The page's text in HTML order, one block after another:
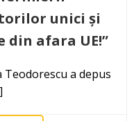
unici și
din afara UE!”
a depus